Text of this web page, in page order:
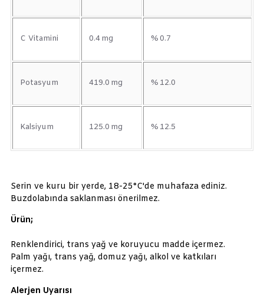
C Vitamini 0.4 mg % 0.7
Potasyum 419.0 mg % 12.0
Kalsiyum 125.0 mg % 12.5
Serin ve kuru bir yerde, 18-25°C'de muhafaza ediniz.
Buzdolabında saklanması önerilmez.
Ürün;
Renklendirici, trans yağ ve koruyucu madde içermez.
Palm yağı, trans yağ, domuz yağı, alkol ve katkıları
içermez.
Alerjen Uyarısı